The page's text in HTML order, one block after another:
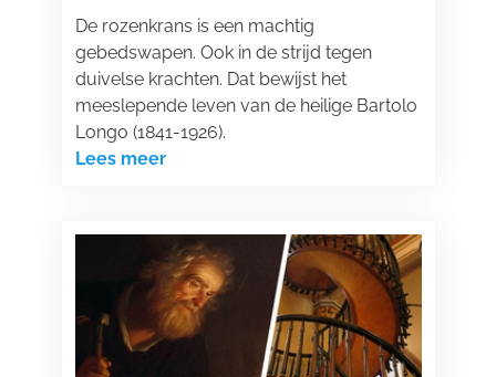
De rozenkrans is een machtig
gebedswapen. Ook in de strijd tegen
duivelse krachten. Dat bewijst het
meeslepende leven van de heilige Bartolo
Longo (1841-1926).
Lees meer